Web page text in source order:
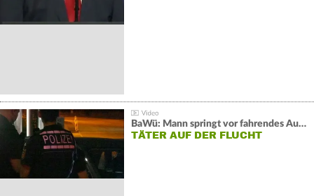
BaWü: Mann springt vor fahrendes Auto und schießt
TÄTER AUF DER FLUCHT